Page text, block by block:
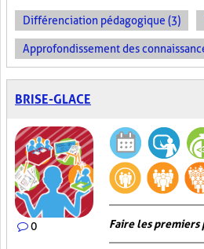
Différenciation pédagogique (3)
Approfondissement des
BRISE-GLACE
0 Faire les premiers